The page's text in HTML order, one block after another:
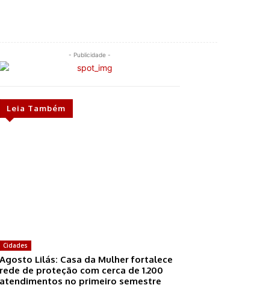
- Publicidade -
Leia Também
Cidades
Agosto Lilás: Casa da Mulher fortalece
rede de proteção com cerca de 1.200
atendimentos no primeiro semestre